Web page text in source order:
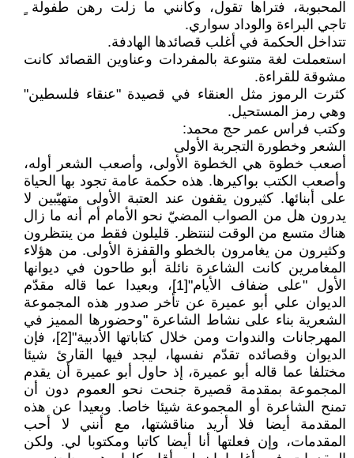
المحبوبة، فتراها تقول، وكأنني ما زلت رهن طفولة ٍ
تاجي البراءة والوداد سواري.
تتداخل الحكمة في أغلب قصائدها الهادفة.
استعملت لغة متنوعة بالمفردات وعناوين القصائد كانت
مشوقة للقراءة.
كثرت الرموز مثل العنقاء في قصيدة "عنقاء فلسطين"
وهي رمز المستحيل.
وكتب فراس عمر حج محمد:
الشعر وخطورة التجربة الأولى
أصعب خطوة هي الخطوة الأولى، وأصعب الشعر أوله،
وأصعب الكتب بواكيرها. هذه حكمة عامة تجود بها الحياة
على أبنائها. كثيرون يقفون عند العتبة الأولى متهيّبين لا
يدرون هل من الصواب المضيّ نحو الأمام أم أنه ما زال
هناك متسع من الوقت لننتظر. قليلون فقط من ينتظرون
وكثيرون من يغامرون بالخطو والقفزة الأولى. من هؤلاء
المغامرين كانت الشاعرة نائلة أبو طاحون في ديوانها
الأول "على ضفاف الأيام"[1]، وبعيدا عما قاله مقدّم
الديوان علي أبو عميرة عن تأخر صدور هذه المجموعة
الشعرية بناء على نشاط الشاعرة "وحضورها المميز في
المهرجانات والندوات ومن خلال كتاباتها الأدبية"[2]، فإن
الديوان وقصائده تقدّم نفسها، ليجد فيها القارئ شيئا
مختلفا عما قاله أبو عميرة، إذ حاول أبو عميرة أن يقدم
المجموعة بمقدمة قصيرة جنحت نحو العموم دون أن
تمنح الشاعرة أو المجموعة شيئا خاصا. وبعيدا عن هذه
المقدمة أيضا فلا أريد مناقشتها، مع أنني لا أحب
المقدمات، وإن فعلتها أنا أيضا كاتبا ومكتوبا لي. ولكن